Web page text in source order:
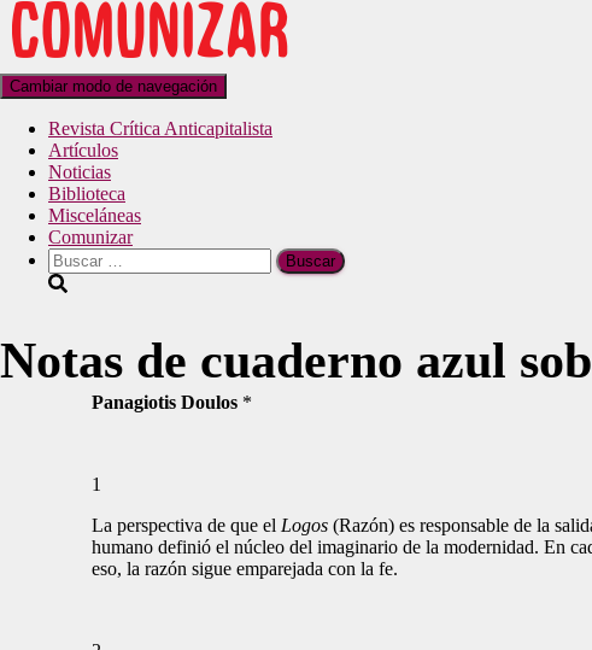
Cambiar modo de navegación
Revista Crítica Anticapitalista
Artículos
Noticias
Biblioteca
Misceláneas
Comunizar
Notas de cuaderno azul
Panagiotis Doulos *
1
La perspectiva de que el Logos (Razón) es responsable de la
humano definió el núcleo del imaginario de la modernidad. En
eso, la razón sigue emparejada con la fe.